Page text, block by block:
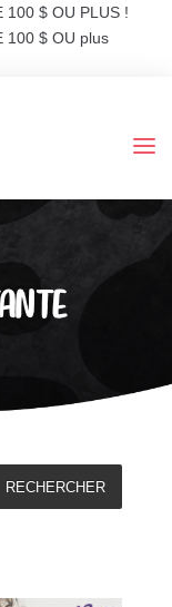
100 $ OU PLUS !
100 $ OU plus
RECHERCHER